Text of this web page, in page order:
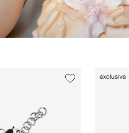
exclusive
exclusive